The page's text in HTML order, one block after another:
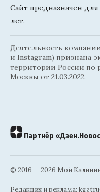
Сайт предназначен
лет.
Деятельность
и Instagram) признана
территории России по
Москвы от 21.03.2022.
Партнёр
© 2016 — 2026 Мой
Редакция и реклама: